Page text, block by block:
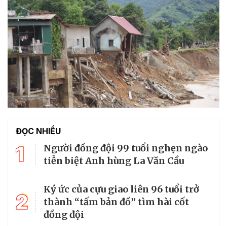
ĐỌC NHIỀU
1
Người đồng đội 99 tuổi nghẹn ngào
tiễn biệt Anh hùng La Văn Cầu
2
Ký ức của cựu giao liên 96 tuổi trở
thành “tấm bản đồ” tìm hài cốt
đồng đội